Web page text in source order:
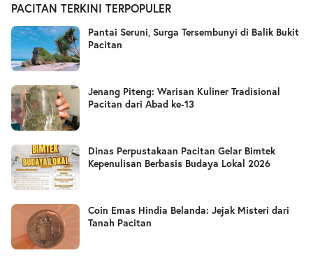
PACITAN TERKINI TERPOPULER
Pantai Seruni, Surga Tersembunyi di Balik Bukit
Pacitan
Jenang Piteng: Warisan Kuliner Tradisional
Pacitan dari Abad ke-13
Dinas Perpustakaan Pacitan Gelar Bimtek
Kepenulisan Berbasis Budaya Lokal 2026
Coin Emas Hindia Belanda: Jejak Misteri dari
Tanah Pacitan